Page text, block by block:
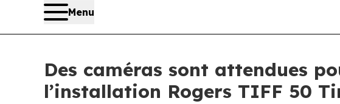
Menu
Des caméras sont attendues
l’installation Rogers TIFF 50